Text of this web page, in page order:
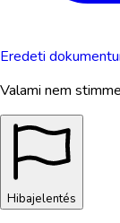
Eredeti
Valami nem
Hibajelentés